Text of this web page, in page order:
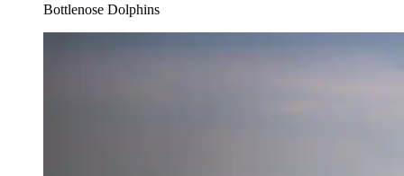
Bottlenose Dolphins